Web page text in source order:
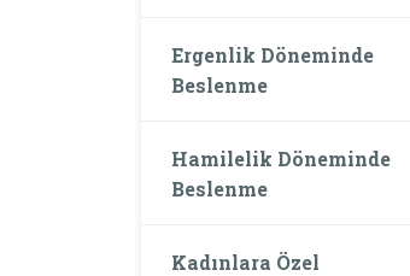
Ergenlik Döneminde
Beslenme
Hamilelik Döneminde
Beslenme
Kadınlara Özel